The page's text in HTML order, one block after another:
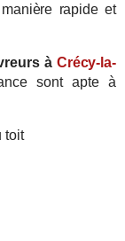
rapide et
à Crécy-la-
sont apte à
toit